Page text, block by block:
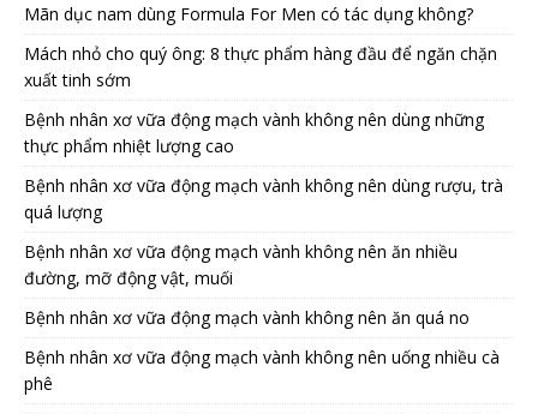
Mãn dục nam dùng Formula For Men có tác dụng không?
Mách nhỏ cho quý ông: 8 thực phẩm hàng đầu để ngăn chặn
xuất tinh sớm
Bệnh nhân xơ vữa động mạch vành không nên dùng những
thực phẩm nhiệt lượng cao
Bệnh nhân xơ vữa động mạch vành không nên dùng rượu, trà
quá lượng
Bệnh nhân xơ vữa động mạch vành không nên ăn nhiều
đường, mỡ động vật, muối
Bệnh nhân xơ vữa động mạch vành không nên ăn quá no
Bệnh nhân xơ vữa động mạch vành không nên uống nhiều cà
phê